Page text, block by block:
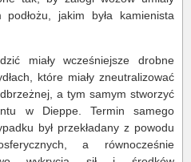
jakim była kamienista
miały wcześniejsze drobne
które miały zneutralizować
a tym samym stworzyć
w Dieppe. Termin samego
był przekładany z powodu
a równocześnie